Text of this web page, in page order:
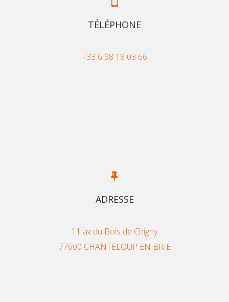
TÉLÉPHONE
+33 6 98 18 03 66
ADRESSE
11 av du Bois de Chigny
77600 CHANTELOUP EN BRIE